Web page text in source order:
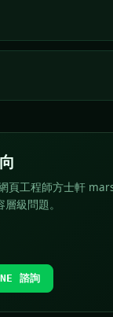
頁工程師方士軒
級問題。
諮詢